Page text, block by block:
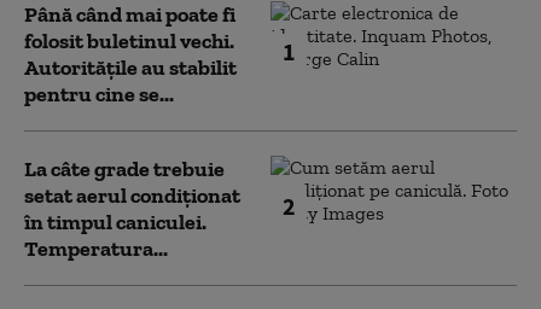
1
Până când mai poate fi
folosit buletinul vechi.
Autoritățile au stabilit
pentru cine se...
2
La câte grade trebuie
setat aerul condiționat
în timpul caniculei.
Temperatura...